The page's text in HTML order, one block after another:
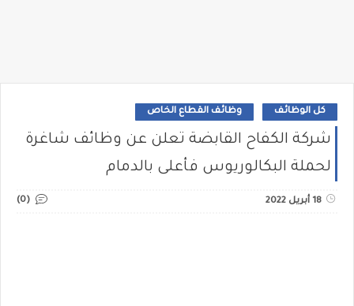
كل الوظائف وظائف القطاع الخاص
شركة الكفاح القابضة تعلن عن وظائف شاغرة
لحملة البكالوريوس فأعلى بالدمام
18 أبريل 2022 (0)